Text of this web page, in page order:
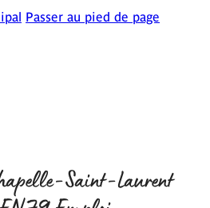
Passer au pied de page
Saint-Laurent